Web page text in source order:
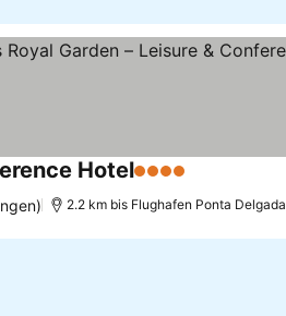
Hotel4 Sterne
2.2 km bis Flughafen Ponta Delgada